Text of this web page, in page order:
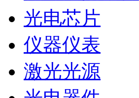
光电芯片
仪器仪表
激光光源